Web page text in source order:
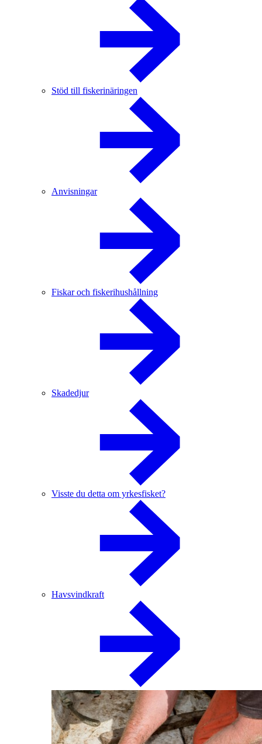
Stöd till fiskerinäringen
Anvisningar
Fiskar och fiskerihushållning
Skadedjur
Visste du detta om yrkesfisket?
Havsvindkraft